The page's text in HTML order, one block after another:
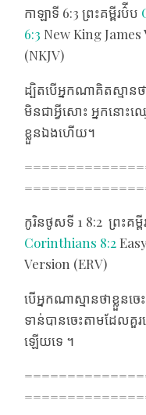
កាឡាទី 6​:3 ព្រះគម្ពីរប៌ីប
6:3 New King James
(NKJV)
ដ្បិត​បើ​អ្នក​ណា​គិត​ស្មាន​ថ
មិន​ជា​អ្វី​សោះ អ្នក​នោះ​ឈ្
ខ្លួន​ឯង​ហើយ។
កូរិនថូស​ទី 1 8​:2 ​ ​ព្រះគម្
Corinthians 8:2
Version (ERV)
បើ​អ្នក​ណា​ស្មាន​ថា​ខ្លួន​ចេ
ទាន់​បាន​ចេះ​តាម​ដែល​គួរ​
ឡើយ​ទេ ។